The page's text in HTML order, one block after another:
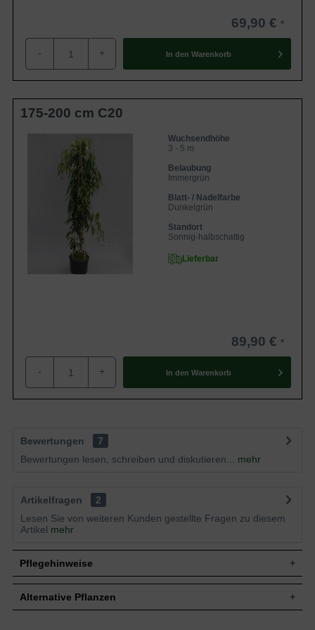
69,90 €
- + In den Warenkorb
175-200 cm C20
Wuchsendhöhe
3 - 5 m
Belaubung
Immergrün
Blatt- / Nadelfarbe
Dunkelgrün
Standort
Sonnig-halbschattig
Lieferbar
89,90 €
- + In den Warenkorb
Bewertungen
7
Bewertungen lesen, schreiben und diskutieren...
mehr
Artikelfragen
2
Lesen Sie von weiteren Kunden gestellte Fragen zu diesem
Artikel mehr
Pflegehinweise
Pflanz- und Pflegetipps Clematis armandii 'Apple
Alternative Pflanzen